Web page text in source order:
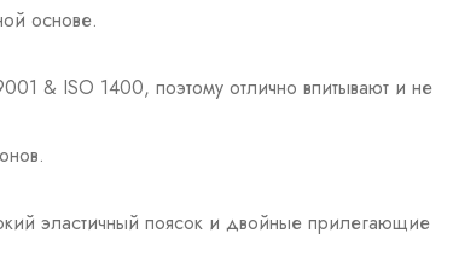
основе.
& ISO 1400, поэтому отлично впитывают и не
эластичный поясок и двойные прилегающие